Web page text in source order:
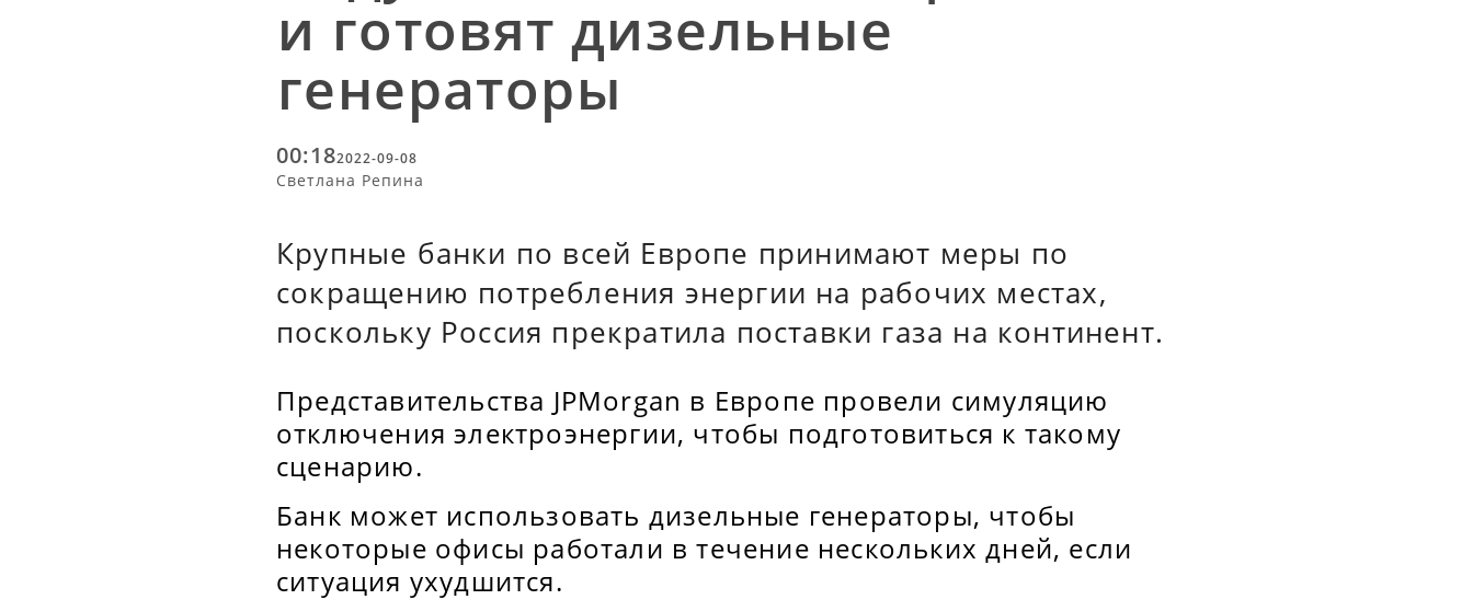
и готовят дизельные
генераторы
00:182022-09-08
Светлана Репина
Крупные банки по всей Европе принимают меры по
сокращению потребления энергии на рабочих местах,
поскольку Россия прекратила поставки газа на континент.
Представительства JPMorgan в Европе провели симуляцию
отключения электроэнергии, чтобы подготовиться к такому
сценарию.
Банк может использовать дизельные генераторы, чтобы
некоторые офисы работали в течение нескольких дней, если
ситуация ухудшится.